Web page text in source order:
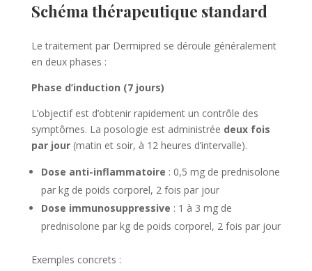
Schéma thérapeutique standard
Le traitement par Dermipred se déroule généralement
en deux phases :
Phase d’induction (7 jours)
L’objectif est d’obtenir rapidement un contrôle des
symptômes. La posologie est administrée deux fois
par jour(matin et soir, à 12 heures d’intervalle).
Dose anti-inflammatoire : 0,5 mg de prednisolone
par kg de poids corporel, 2 fois par jour
Dose immunosuppressive : 1 à 3 mg de
prednisolone par kg de poids corporel, 2 fois par jour
Exemples concrets :